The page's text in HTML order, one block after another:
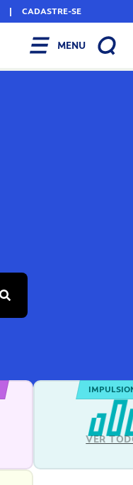
| CADASTRE-SE
MENU
VER